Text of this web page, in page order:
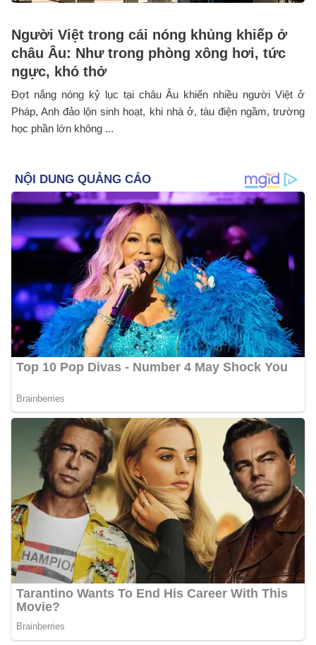
Người Việt trong cái nóng khủng khiếp ở
châu Âu: Như trong phòng xông hơi, tức
ngực, khó thở
Đợt nắng nóng kỷ lục tại châu Âu khiến nhiều người Việt ở
Pháp, Anh đảo lộn sinh hoạt, khi nhà ở, tàu điện ngầm, trường
học phần lớn không ...